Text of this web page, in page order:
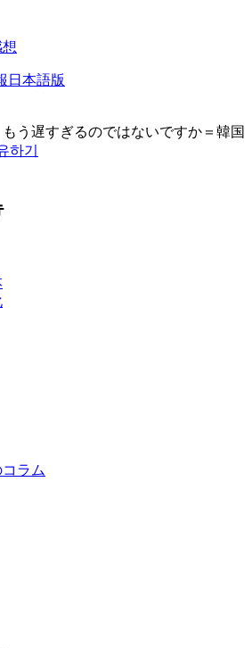
日本語版
もう遅すぎるのではないですか＝韓国
하기
ラム